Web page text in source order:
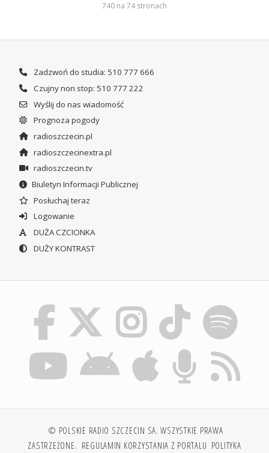
740 na 74 stronach
Zadzwoń do studia: 510 777 666
Czujny non stop: 510 777 222
Wyślij do nas wiadomość
Prognoza pogody
radioszczecin.pl
radioszczecinextra.pl
radioszczecin.tv
Biuletyn Informacji Publicznej
Posłuchaj teraz
Logowanie
DUŻA CZCIONKA
DUŻY KONTRAST
© POLSKIE RADIO SZCZECIN SA. WSZYSTKIE PRAWA
ZASTRZEŻONE. REGULAMIN KORZYSTANIA Z PORTALU POLITYKA